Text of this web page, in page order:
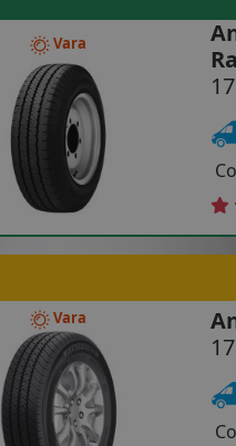
Vara
Vara